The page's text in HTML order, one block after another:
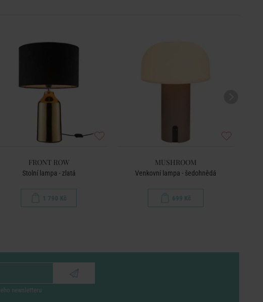
FRONT ROW
Stolní lampa - zlatá
1 790 Kč
MUSHROOM
Venkovní lampa - šedohnědá
699 Kč
newsletteru